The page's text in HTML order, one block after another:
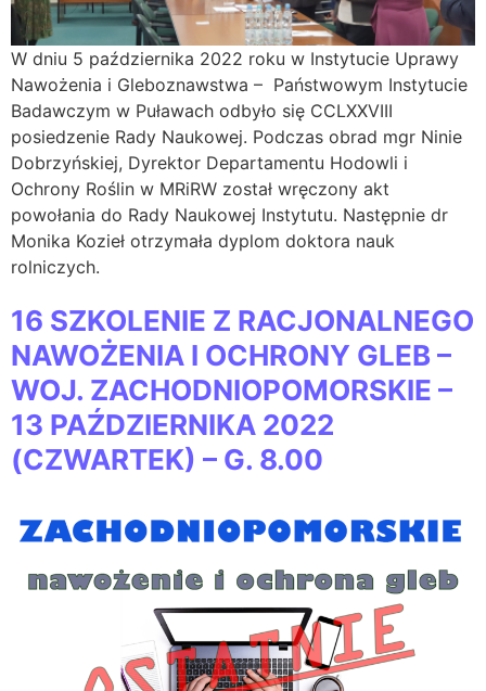
W dniu 5 października 2022 roku w Instytucie Uprawy
Nawożenia i Gleboznawstwa – Państwowym Instytucie
Badawczym w Puławach odbyło się CCLXXVIII
posiedzenie Rady Naukowej. Podczas obrad mgr Ninie
Dobrzyńskiej, Dyrektor Departamentu Hodowli i
Ochrony Roślin w MRiRW został wręczony akt
powołania do Rady Naukowej Instytutu. Następnie dr
Monika Kozieł otrzymała dyplom doktora nauk
rolniczych.
16 SZKOLENIE Z RACJONALNEGO
NAWOŻENIA I OCHRONY GLEB –
WOJ. ZACHODNIOPOMORSKIE –
13 PAŹDZIERNIKA 2022
(CZWARTEK) – G. 8.00